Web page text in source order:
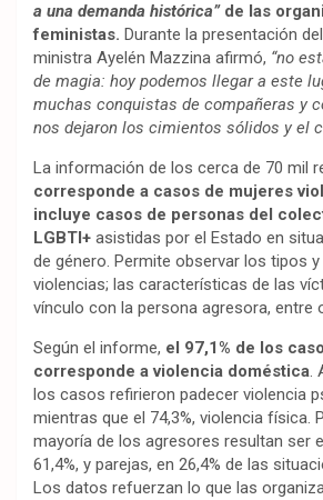
a una demanda histórica” de las
feministas. Durante la presentación
ministra Ayelén Mazzina afirmó, “no
de magia: hoy podemos llegar a este
muchas conquistas de compañeras y
nos dejaron los cimientos sólidos y el
La información de los cerca de 70 mil
corresponde a casos de mujeres
incluye casos de personas del
LGBTI+ asistidas por el Estado en
de género. Permite observar los tipos
violencias; las características de las
vínculo con la persona agresora, entre
Según el informe, el 97,1% de los
corresponde a violencia doméstica.
los casos refirieron padecer violencia
mientras que el 74,3%, violencia física.
mayoría de los agresores resultan ser
61,4%, y parejas, en 26,4% de las
Los datos refuerzan lo que las